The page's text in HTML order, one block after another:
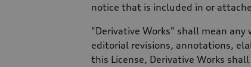
notice that is included in or
"Derivative Works" shall mean
editorial revisions, annotations,
this License, Derivative Works